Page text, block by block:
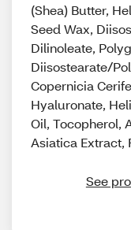
(Shea) Butter,
Seed Wax,
Dilinoleate,
Diisostearate/
Copernicia
Hyaluronate,
Oil, Tocopherol,
Asiatica Extract,
See